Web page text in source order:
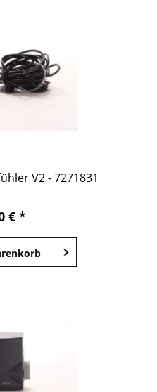
V2 - 7271831
€ *